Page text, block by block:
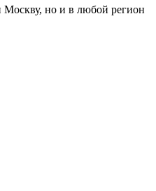
Москву, но и в любой регион